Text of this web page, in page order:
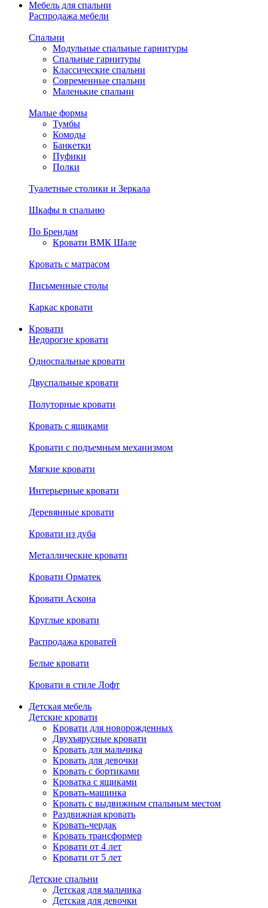
Мебель для спальни
Распродажа мебели
Спальни
Модульные спальные гарнитуры
Спальные гарнитуры
Классические спальни
Современные спальни
Маленькие спальни
Малые формы
Тумбы
Комоды
Банкетки
Пуфики
Полки
Туалетные столики и Зеркала
Шкафы в спальню
По Брендам
Кровати ВМК Шале
Кровать с матрасом
Письменные столы
Каркас кровати
Кровати
Недорогие кровати
Односпальные кровати
Двуспальные кровати
Полуторные кровати
Кровать с ящиками
Кровати с подъемным механизмом
Мягкие кровати
Интерьерные кровати
Деревянные кровати
Кровати из дуба
Металлические кровати
Кровати Орматек
Кровати Аскона
Круглые кровати
Распродажа кроватей
Белые кровати
Кровати в стиле Лофт
Детская мебель
Детские кровати
Кровати для новорожденных
Двухъярусные кровати
Кровать для мальчика
Кровать для девочки
Кровать с бортиками
Кроватка с ящиками
Кровать-машинка
Кровать с выдвижным спальным местом
Раздвижная кровать
Кровать-чердак
Кровать трансформер
Кровати от 4 лет
Кровати от 5 лет
Детские спальни
Детская для мальчика
Детская для девочки